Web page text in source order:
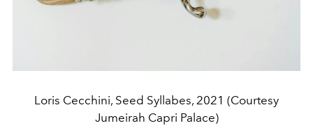
Loris Cecchini, Seed Syllabes, 2021 (Courtesy
Jumeirah Capri Palace)